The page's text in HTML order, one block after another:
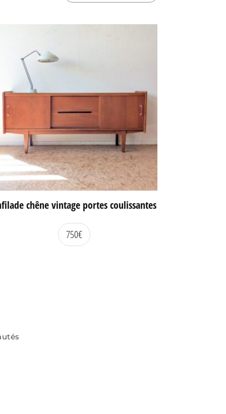
chêne vintage portes coulissantes
750€